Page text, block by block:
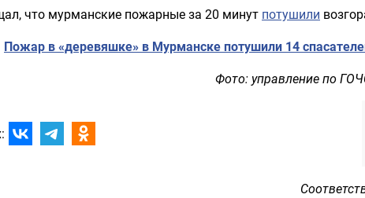
что мурманские пожарные за 20 минут потушили
Пожар в «деревяшке» в Мурманске потушили 14
Фото: управление по